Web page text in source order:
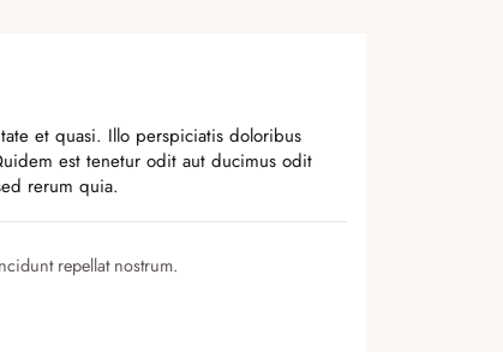
et quasi. Illo perspiciatis doloribus
est tenetur odit aut ducimus odit
rerum quia.
repellat nostrum.